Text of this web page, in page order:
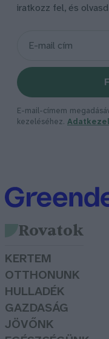
iratkozz fel, és
E-mail-címem
kezeléséhez.
Rovatok
KERTEM
OTTHONUNK
HULLADÉK
GAZDASÁG
JÖVŐNK